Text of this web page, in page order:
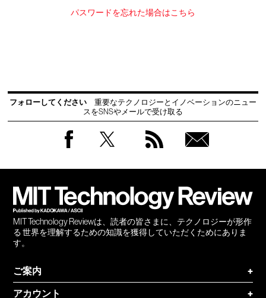
パスワードを忘れた場合はこちら
フォローしてください
重要なテクノロジーとイノベーションのニュー
スをSNSやメールで受け取る
MIT Technology Reviewは、読者の皆さまに、テクノロジーが形作
る 世界を理解するための知識を獲得していただくためにありま
す。
ご案内
+
アカウント
+